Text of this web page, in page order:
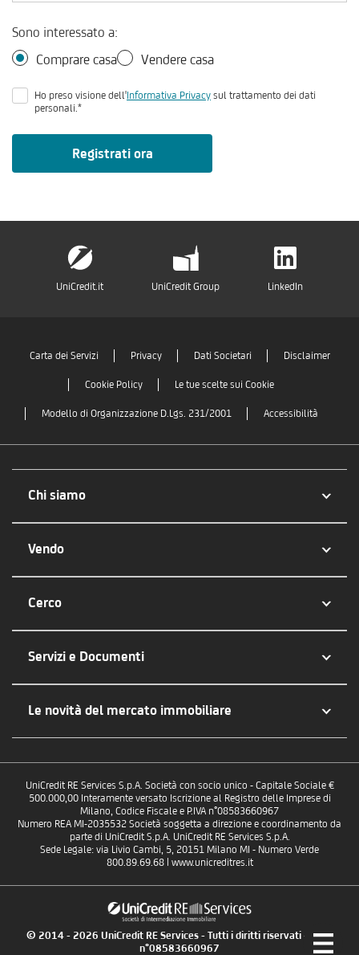
Sono interessato a:
Comprare casa
Vendere casa
Ho preso visione dell'Informativa Privacy sul trattamento dei dati
personali.*
Registrati ora
UniCredit.it UniCredit Group LinkedIn
Carta dei Servizi Privacy Dati Societari Disclaimer
Cookie Policy Le tue scelte sui Cookie
Modello di Organizzazione D.Lgs. 231/2001 Accessibilità
Chi siamo
Vendo
Cerco
Servizi e Documenti
Le novità del mercato immobiliare
UniCredit RE Services S.p.A. Società con socio unico - Capitale Sociale €
500.000,00 Interamente versato Iscrizione al Registro delle Imprese di
Milano, Codice Fiscale e P.IVA n°08583660967
Numero REA MI-2035532 Società soggetta a direzione e coordinamento da
parte di UniCredit S.p.A. UniCredit RE Services S.p.A.
Sede Legale: via Livio Cambi, 5, 20151 Milano MI - Numero Verde
800.89.69.68 | www.unicreditres.it
© 2014 - 2026 UniCredit RE Services - Tutti i diritti riservati - P.IVA
n°08583660967